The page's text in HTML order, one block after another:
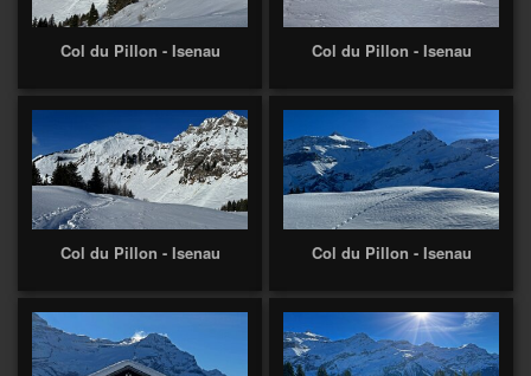
Col du Pillon - Isenau Col du Pillon - Isenau
Col du Pillon - Isenau Col du Pillon - Isenau